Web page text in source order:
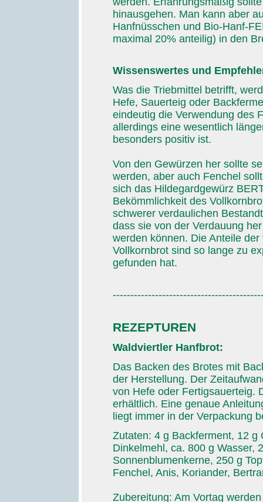
hinausgehen. Man kann aber
Hanfnüsschen und Bio-Hanf-
maximal 20% anteilig) in den
Wissenswertes und
Was die Triebmittel betrifft,
Hefe, Sauerteig oder
eindeutig die Verwendung des
allerdings eine wesentlich
besonders positiv ist.
Von den Gewürzen her sollte
werden, aber auch Fenchel
sich das Hildegardgewürz
Bekömmlichkeit des
schwerer verdaulichen
dass sie von der Verdauung
werden können. Die Anteile
Vollkornbrot sind so lange zu
gefunden hat.
REZEPTUREN
Waldviertler Hanfbrot:
Das Backen des Brotes mit
der Herstellung. Der
von Hefe oder Fertigsauerteig.
erhältlich. Eine genaue
liegt immer in der Verpackung
Zutaten: 4 g Backferment, 12
Dinkelmehl, ca. 800 g Wasser,
Sonnenblumenkerne, 250 g
Fenchel, Anis, Koriander,
Zubereitung: Am Vortag